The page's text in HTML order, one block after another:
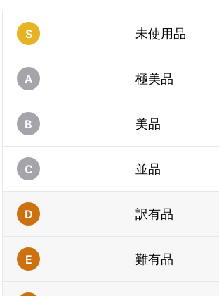
S 未使用品
A 極美品
B 美品
C 並品
D 訳有品
E 難有品